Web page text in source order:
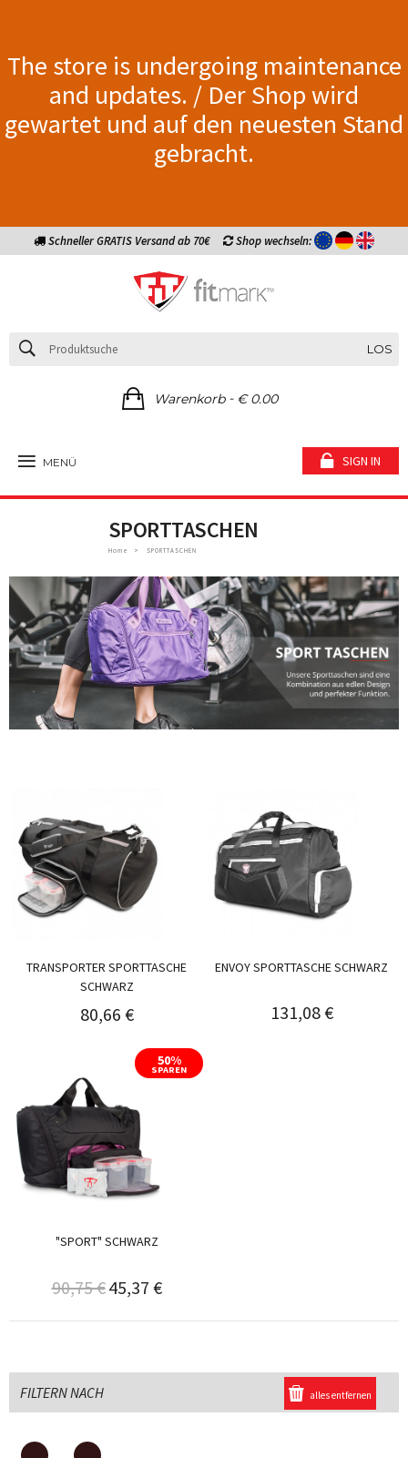
The store is undergoing maintenance
and updates. / Der Shop wird
gewartet und auf den neuesten Stand
gebracht.
Schneller GRATIS Versand ab 70€ Shop wechseln:
LOS
Warenkorb- € 0.00
MENÜ SIGN IN
SPORTTASCHEN
Home SPORTTASCHEN
TRANSPORTER SPORTTASCHE
SCHWARZ
80,66 €
ENVOY SPORTTASCHE SCHWARZ
131,08 €
50%
SPAREN
"SPORT" SCHWARZ
90,75 €45,37 €
FILTERN NACH alles entfernen